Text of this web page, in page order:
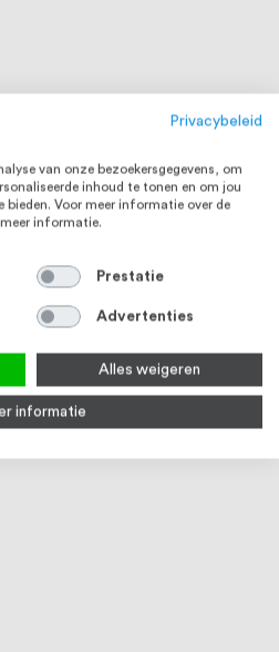
Plaatschroef 4,8 x 50 mm
Kruiskop DIN 7982 RVS 316 (A4)
20 stuks
mm
Privacybeleid
van onze bezoekersgegevens, om
inhoud te tonen en om jou
bieden. Voor meer informatie over de
informatie.
Prestatie
Advertenties
Alles weigeren
informatie